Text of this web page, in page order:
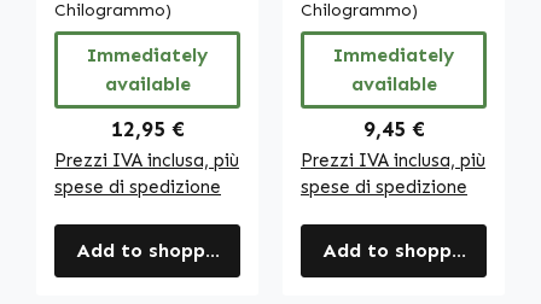
Chilogrammo)
Immediately
available
Regular price:
12,95 €
Prezzi IVA inclusa, più
spese di spedizione
Add to shopping cart
immunitario, la
pelle, le ossa e
molto altro |
Warnke
Vitalstoffe
Chilogrammo)
Immediately
available
Regular price:
9,45 €
Prezzi IVA inclusa, più
spese di spedizione
Add to shopping cart